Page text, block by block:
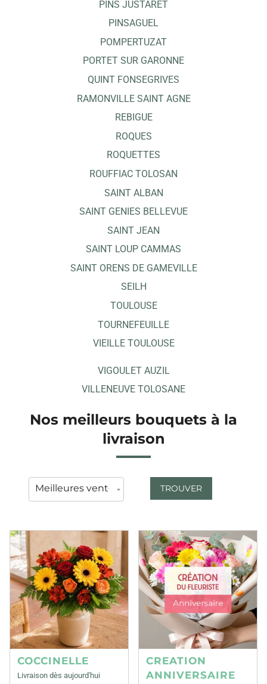
PINS JUSTARET
PINSAGUEL
POMPERTUZAT
PORTET SUR GARONNE
QUINT FONSEGRIVES
RAMONVILLE SAINT AGNE
REBIGUE
ROQUES
ROQUETTES
ROUFFIAC TOLOSAN
SAINT ALBAN
SAINT GENIES BELLEVUE
SAINT JEAN
SAINT LOUP CAMMAS
SAINT ORENS DE GAMEVILLE
SEILH
TOULOUSE
TOURNEFEUILLE
VIEILLE TOULOUSE
VIGOULET AUZIL
VILLENEUVE TOLOSANE
Nos meilleurs bouquets à la
livraison
TROUVER
COCCINELLE
Livraison dès aujourd'hui
CREATION
ANNIVERSAIRE